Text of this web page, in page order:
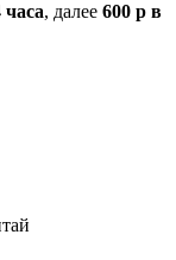
часа, далее 600 р в